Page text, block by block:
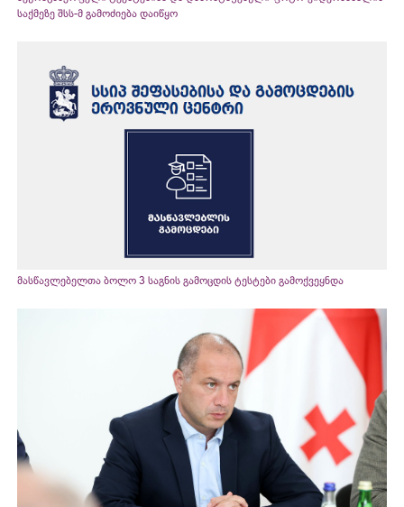
საქმეზე შსს-მ გამოძიება დაიწყო
მასწავლებელთა ბოლო 3 საგნის გამოცდის ტესტები გამოქვეყნდა